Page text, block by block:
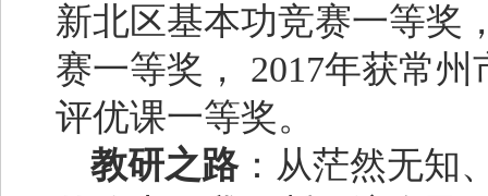
新北区基本功竞赛一等奖
赛一等奖， 2017年获常
评优课一等奖。
教研之路：从茫然无知